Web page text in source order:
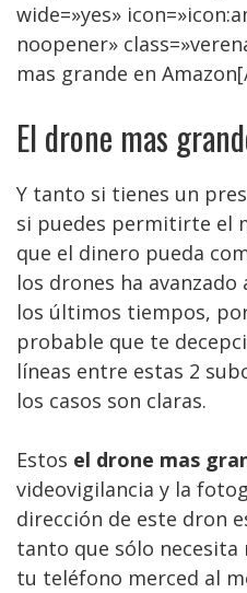
wide=»yes»
noopener»
mas grande en
El drone mas
Y tanto si tienes un
si puedes permitirte el
que el dinero pueda
los drones ha
los últimos tiempos,
probable que te
líneas entre estas 2
los casos son claras.
Estos el drone mas
videovigilancia y la
dirección de este dron
tanto que sólo
tu teléfono merced al